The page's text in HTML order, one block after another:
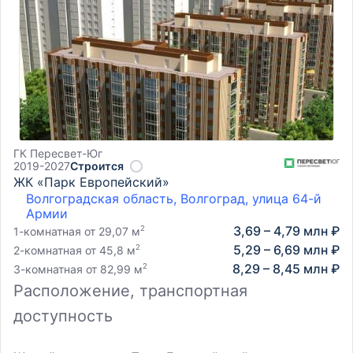
современное технологическое обеспечение
(системы безопасности и контроля доступа,
видеонаблюдение).
несколько квартир в одну.
ГК Пересвет-Юг
2019-2027Строится
ЖК «Парк Европейский»
Волгоградская область, Волгоград, улица 64-й
Армии
1-комнатная от 29,07 м2 3,69 – 4,79 млн ₽
2-комнатная от 45,8 м2 5,29 – 6,69 млн ₽
3-комнатная от 82,99 м2 8,29 – 8,45 млн ₽
Расположение, транспортная
доступность